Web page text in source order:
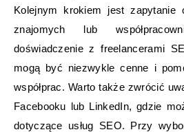
Kolejnym krokiem jest zapytanie
znajomych lub
doświadczenie z freelancerami
mogą być niezwykle cenne i
współprac. Warto także zwrócić
Facebooku lub LinkedIn, gdzie
dotyczące usług SEO. Przy